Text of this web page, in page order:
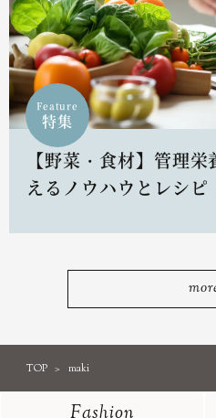
Feature
特集
【野菜・食材】管理
えるノウハウとレシピ
TOP maki